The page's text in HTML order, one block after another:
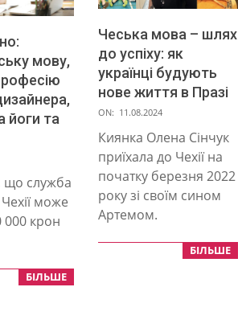
мову,
йоги та
що служба
може
000 крон
БІЛЬШЕ
Чеська мова – шлях
до успіху: як
українці будують
нове життя в Празі
2024-
08-
ON: 11.08.2024
Киянка Олена Сінчук
приїхала до Чехії на
початку березня 2022
року зі своїм сином
Артемом.
БІЛЬШЕ